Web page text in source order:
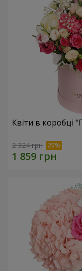
Квіти в коробці
2 324 грн